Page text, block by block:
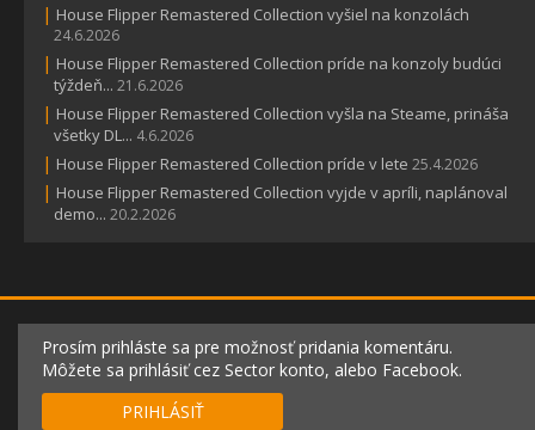
| House Flipper Remastered Collection vyšiel na konzolách
24.6.2026
| House Flipper Remastered Collection príde na konzoly budúci
týždeň... 21.6.2026
| House Flipper Remastered Collection vyšla na Steame, prináša
všetky DL... 4.6.2026
| House Flipper Remastered Collection príde v lete 25.4.2026
| House Flipper Remastered Collection vyjde v apríli, naplánoval
demo... 20.2.2026
Prosím prihláste sa pre možnosť pridania komentáru.
Môžete sa prihlásiť cez Sector konto, alebo Facebook.
PRIHLÁSIŤ